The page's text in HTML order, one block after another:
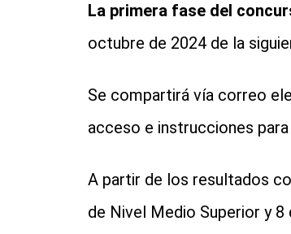
La primera fase del
octubre de 2024 de la
Se compartirá vía correo
acceso e instrucciones
A partir de los resultados
de Nivel Medio Superior y